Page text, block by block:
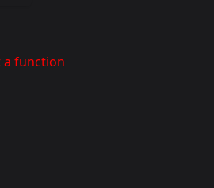
a function